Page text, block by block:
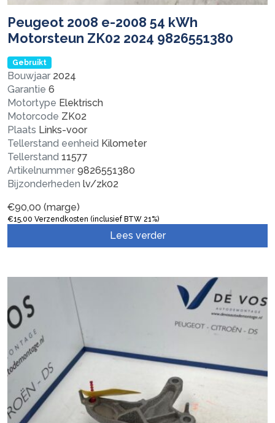
Peugeot 2008 e-2008 54 kWh
Motorsteun ZK02 2024 9826551380
Gebruikt
Bouwjaar 2024
Garantie 6
Motortype Elektrisch
Motorcode ZK02
Plaats Links-voor
Tellerstand eenheid Kilometer
Tellerstand 11577
Artikelnummer 9826551380
Bijzonderheden lv/zk02
€90,00 (marge)
€15,00 Verzendkosten (inclusief BTW 21%)
Lees verder